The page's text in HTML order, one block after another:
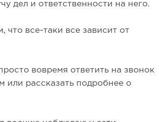
дел и ответственности на него.
что все-таки все зависит от
вовремя ответить на звонок
или рассказать подробнее о